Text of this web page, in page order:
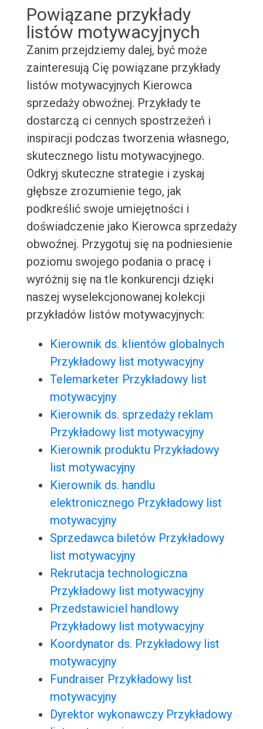
Powiązane przykłady
listów motywacyjnych
Zanim przejdziemy dalej, być może
zainteresują Cię powiązane przykłady
listów motywacyjnych Kierowca
sprzedaży obwoźnej. Przykłady te
dostarczą ci cennych spostrzeżeń i
inspiracji podczas tworzenia własnego,
skutecznego listu motywacyjnego.
Odkryj skuteczne strategie i zyskaj
głębsze zrozumienie tego, jak
podkreślić swoje umiejętności i
doświadczenie jako Kierowca sprzedaży
obwoźnej. Przygotuj się na podniesienie
poziomu swojego podania o pracę i
wyróżnij się na tle konkurencji dzięki
naszej wyselekcjonowanej kolekcji
przykładów listów motywacyjnych:
Kierownik ds. klientów globalnych
Przykładowy list motywacyjny
Telemarketer Przykładowy list
motywacyjny
Kierownik ds. sprzedaży reklam
Przykładowy list motywacyjny
Kierownik produktu Przykładowy
list motywacyjny
Kierownik ds. handlu
elektronicznego Przykładowy list
motywacyjny
Sprzedawca biletów Przykładowy
list motywacyjny
Rekrutacja technologiczna
Przykładowy list motywacyjny
Przedstawiciel handlowy
Przykładowy list motywacyjny
Koordynator ds. Przykładowy list
motywacyjny
Fundraiser Przykładowy list
motywacyjny
Dyrektor wykonawczy Przykładowy